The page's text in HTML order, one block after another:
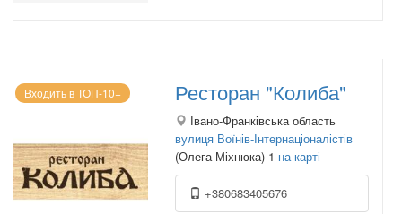
Входить в ТОП-10+ Ресторан "Колиба"
Івано-Франківська область
вулиця Воїнів-Інтернаціоналістів
(Олега Міхнюка) 1 на карті
+380683405676